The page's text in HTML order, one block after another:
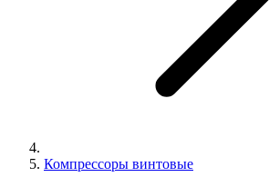
Компрессоры винтовые